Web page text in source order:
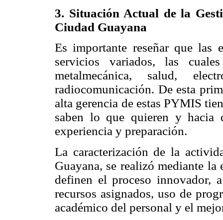
3. Situación Actual de la
Ciudad Guayana
Es importante reseñar que las
servicios variados, las
metalmecánica, salud,
radiocomunicación. De esta
alta gerencia de estas PYMIS
saben lo que quieren y hacia
experiencia y preparación.
La caracterización de la
Guayana, se realizó mediante
definen el proceso innovador,
recursos asignados, uso de
académico del personal y el